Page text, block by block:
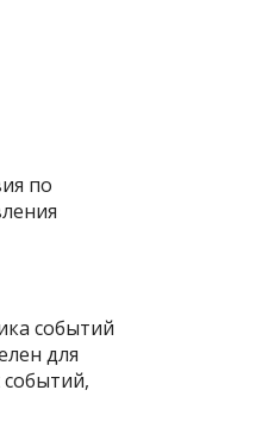
по
событий
для
событий,